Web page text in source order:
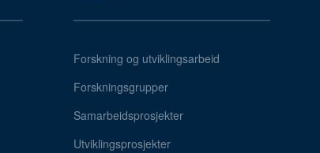
Forskning og utviklingsarbeid
Forskningsgrupper
Samarbeidsprosjekter
Utviklingsprosjekter